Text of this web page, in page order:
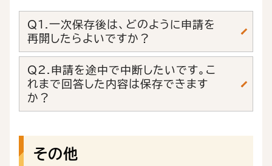
Q1.一次保存後は、どのように申請を
再開したらよいですか？
Q2.申請を途中で中断したいです。こ
れまで回答した内容は保存できます
か？
その他